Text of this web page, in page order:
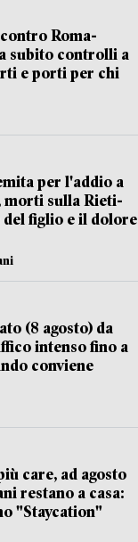
Roma-
subito controlli a
e porti per chi
per l'addio a
morti sulla Rieti-
figlio e il dolore
(8 agosto) da
intenso fino a
conviene
care, ad agosto
restano a casa:
"Staycation"